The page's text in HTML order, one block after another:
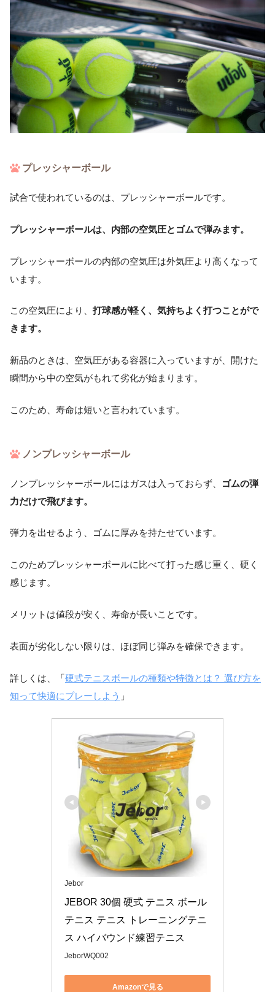
プレッシャーボール
試合で使われているのは、プレッシャーボールです。
プレッシャーボールは、内部の空気圧とゴムで弾みます。
プレッシャーボールの内部の空気圧は外気圧より高くなって
います。
この空気圧により、 打球感が軽く、気持ちよく打つことがで
きます。
新品のときは、空気圧がある容器に入っていますが、開けた
瞬間から中の空気がもれて劣化が始まります。
このため、寿命は短いと言われています。
ノンプレッシャーボール
ノンプレッシャーボールにはガスは入っておらず、
ゴムの弾
力だけで飛びます。
弾力を出せるよう、ゴムに厚みを持たせています。
このためプレッシャーボールに比べて打った感じ重く、硬く
感じます。
メリットは値段が安く、寿命が長いことです。
表面が劣化しない限りは、ほぼ同じ弾みを確保できます。
詳しくは、「硬式テニスボールの種類や特徴とは？ 選び方を
知って快適にプレーしよう 」
Jebor
JEBOR 30個 硬式 テニス ボール
テニス テニス トレーニングテニ
ス ハイバウンド練習テニス
JeborWQ002
Amazonで見る